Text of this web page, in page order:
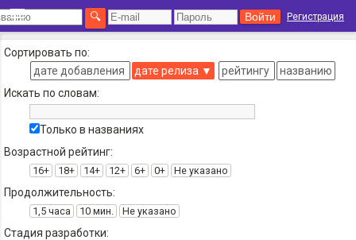
Регистрация
Сортировать по:
дате добавления
дате релиза ▼ рейтингу
названию
Искать по словам:
Только в названиях
Возрастной рейтинг:
16+ 18+ 14+ 12+ 6+ 0+ Не указано
Продолжительность:
1,5 часа 10 мин. Не указано
Стадия разработки: